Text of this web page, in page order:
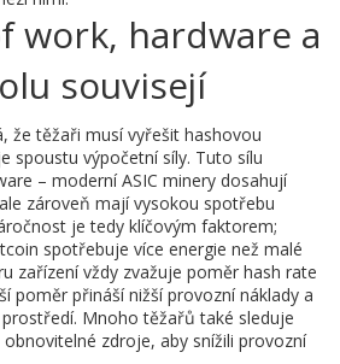
work, hardware a
souvisejí
že těžaři musí vyřešit hashovou
spoustu výpočetní síly. Tuto sílu
– moderní ASIC minery dosahují
zároveň mají vysokou spotřebu
je tedy klíčovým faktorem;
spotřebuje více energie než malé
zařízení vždy zvažuje poměr hash rate
poměr přináší nižší provozní náklady a
Mnoho těžařů také sleduje
zdroje, aby snížili provozní